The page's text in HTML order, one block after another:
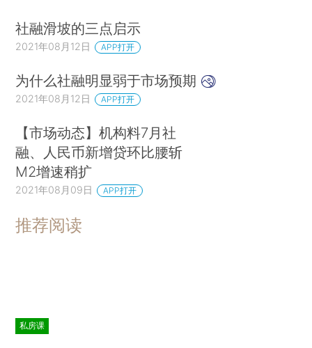
社融滑坡的三点启示
2021年08月12日 APP打开
为什么社融明显弱于市场预期
2021年08月12日 APP打开
【市场动态】机构料7月社
融、人民币新增贷环比腰斩
M2增速稍扩
2021年08月09日 APP打开
推荐阅读
私房课